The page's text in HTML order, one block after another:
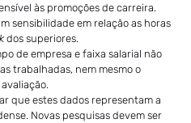
às promoções de carreira.
sensibilidade em relação as horas
dos superiores.
de empresa e faixa salarial não
trabalhadas, nem mesmo o
que estes dados representam a
Novas pesquisas devem ser